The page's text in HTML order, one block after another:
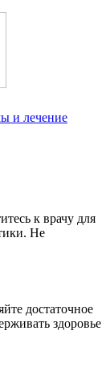
и лечение
к врачу для
Не
достаточное
здоровье